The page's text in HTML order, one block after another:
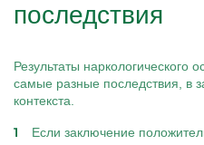
последствия
Результаты наркологического
самые разные последствия, в
контекста.
Если заключение